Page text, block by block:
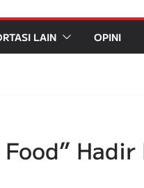
LAIN OPINI
Food”